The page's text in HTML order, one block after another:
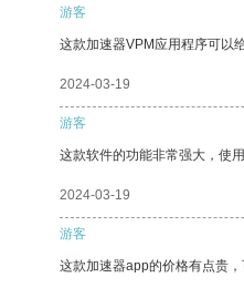
游客
这款加速器VPM应用程序可以
2024-03-19
游客
这款软件的功能非常强大，使
2024-03-19
游客
这款加速器app的价格有点贵